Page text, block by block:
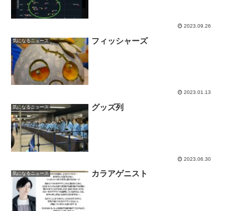
2023.09.26
気になるニュース フィッシャーズ
2023.01.13
気になるニュース グッズ列
2023.06.30
気になるニュース カラアゲニスト